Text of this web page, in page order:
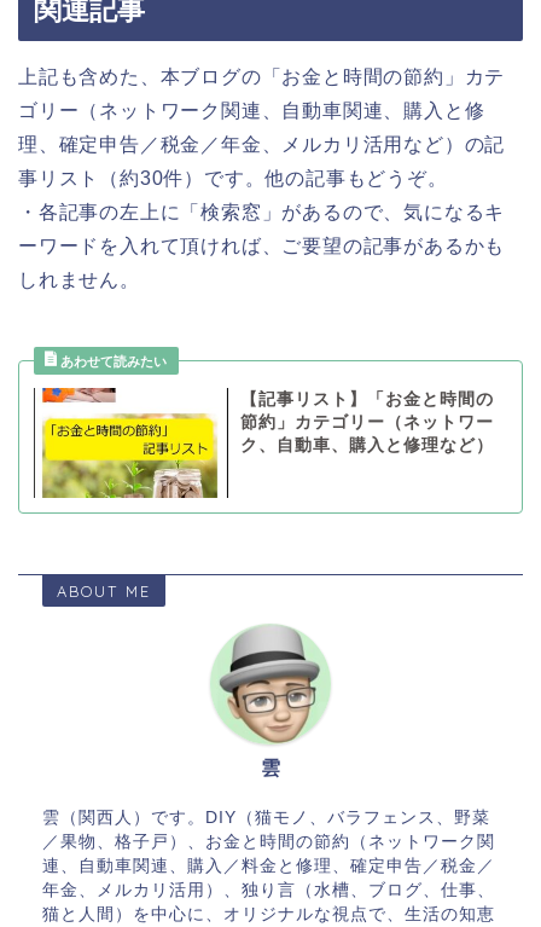
関連記事
上記も含めた、本ブログの「お金と時間の節約」カテ
ゴリー（ネットワーク関連、自動車関連、購入と修
理、確定申告／税金／年金、メルカリ活用など）の記
事リスト（約30件）です。他の記事もどうぞ。
・各記事の左上に「検索窓」があるので、気になるキ
ーワードを入れて頂ければ、ご要望の記事があるかも
しれません。
【記事リスト】「お金と時間の
節約」カテゴリー（ネットワー
ク、自動車、購入と修理など）
ABOUT ME
雲
雲（関西人）です。DIY（猫モノ、バラフェンス、野菜
／果物、格子戸）、お金と時間の節約（ネットワーク関
連、自動車関連、購入／料金と修理、確定申告／税金／
年金、メルカリ活用）、独り言（水槽、ブログ、仕事、
猫と人間）を中心に、オリジナルな視点で、生活の知恵